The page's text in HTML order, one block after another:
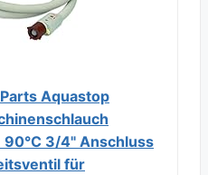
Aquastop
90°C 3/4" Anschluss
für